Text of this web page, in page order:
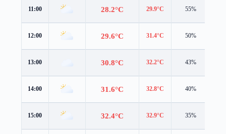
11:00 28.2°C 29.9°C 55%
12:00 29.6°C 31.4°C 50%
13:00 30.8°C 32.2°C 43%
14:00 31.6°C 32.8°C 40%
15:00 32.4°C 32.9°C 35%